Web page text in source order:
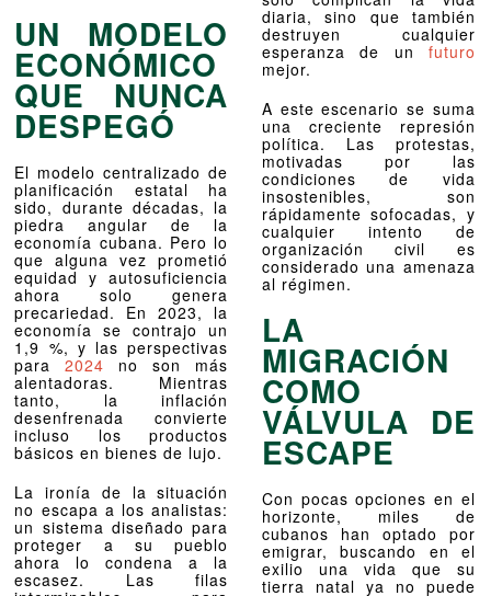
UN MODELO
ECONÓMICO
QUE NUNCA
DESPEGÓ
El modelo centralizado de
planificación estatal ha
sido, durante décadas, la
piedra angular de la
economía cubana. Pero lo
que alguna vez prometió
equidad y autosuficiencia
ahora solo genera
precariedad. En 2023, la
economía se contrajo un
1,9 %, y las perspectivas
para2024 no son más
alentadoras. Mientras
tanto, la inflación
desenfrenada convierte
incluso los productos
básicos en bienes de lujo.
La ironía de la situación
no escapa a los analistas:
un sistema diseñado para
proteger a su pueblo
ahora lo condena a la
escasez. Las filas
diaria, sino que también
destruyen cualquier
esperanza de un futuro
mejor.
A este escenario se suma
una creciente represión
política. Las protestas,
motivadas por las
condiciones de vida
insostenibles, son
rápidamente sofocadas, y
cualquier intento de
organización civil es
considerado una amenaza
al régimen.
LA
MIGRACIÓN
COMO
VÁLVULA DE
ESCAPE
Con pocas opciones en el
horizonte, miles de
cubanos han optado por
emigrar, buscando en el
exilio una vida que su
tierra natal ya no puede